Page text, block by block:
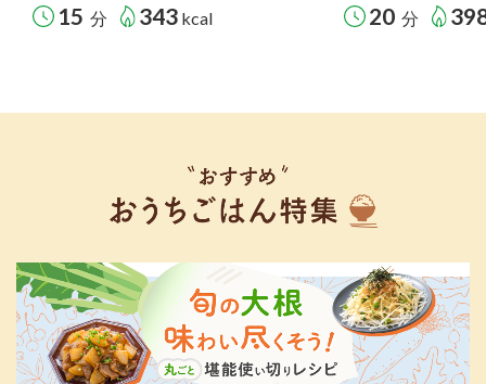
15 分 343 kcal 20 分